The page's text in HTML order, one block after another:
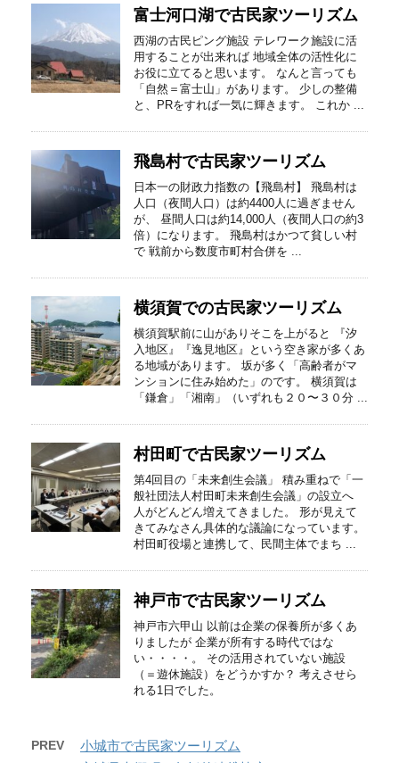
富士河口湖で古民家ツーリズム
西湖の古民ピング施設 テレワーク施設に活
用することが出来れば 地域全体の活性化に
お役に立てると思います。 なんと言っても
「自然＝富士山」があります。 少しの整備
と、PRをすれば一気に輝きます。 これか ...
飛島村で古民家ツーリズム
日本一の財政力指数の【飛島村】 飛島村は
人口（夜間人口）は約4400人に過ぎません
が、 昼間人口は約14,000人（夜間人口の約3
倍）になります。 飛島村はかつて貧しい村
で 戦前から数度市町村合併を ...
横須賀での古民家ツーリズム
横須賀駅前に山がありそこを上がると 『汐
入地区』『逸見地区』という空き家が多くあ
る地域があります。 坂が多く「高齢者がマ
ンションに住み始めた」のです。 横須賀は
「鎌倉」「湘南」（いずれも２０〜３０分 ...
村田町で古民家ツーリズム
第4回目の「未来創生会議」 積み重ねで「一
般社団法人村田町未来創生会議」の設立へ
人がどんどん増えてきました。 形が見えて
きてみなさん具体的な議論になっています。
村田町役場と連携して、民間主体でまち ...
神戸市で古民家ツーリズム
神戸市六甲山 以前は企業の保養所が多くあ
りましたが 企業が所有する時代ではな
い・・・・。 その活用されていない施設
（＝遊休施設）をどうかすか？ 考えさせら
れる1日でした。
PREV 小城市で古民家ツーリズム